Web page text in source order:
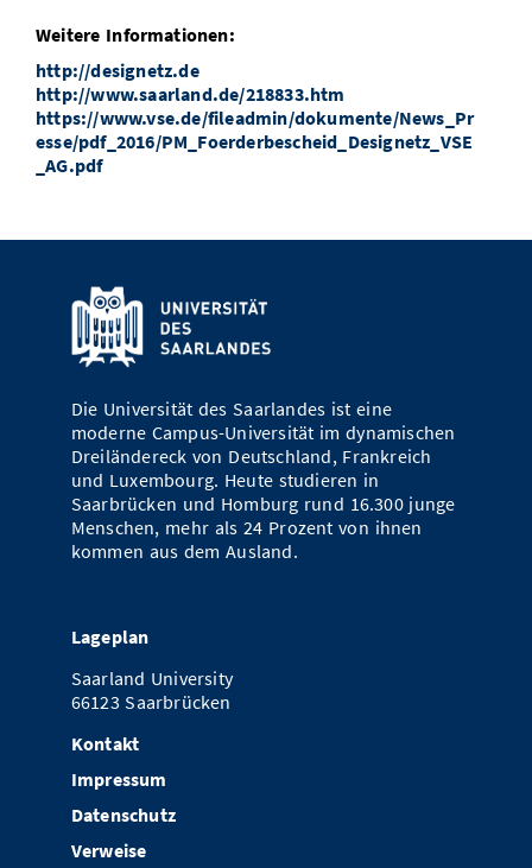
Weitere Informationen:
http://designetz.de
http://www.saarland.de/218833.htm
https://www.vse.de/fileadmin/dokumente/News_Pr
esse/pdf_2016/PM_Foerderbescheid_Designetz_VSE
_AG.pdf
Die Universität des Saarlandes ist eine
moderne Campus-Universität im dynamischen
Dreiländereck von Deutschland, Frankreich
und Luxembourg. Heute studieren in
Saarbrücken und Homburg rund 16.300 junge
Menschen, mehr als 24 Prozent von ihnen
kommen aus dem Ausland.
Lageplan
Saarland University
66123 Saarbrücken
Kontakt
Impressum
Datenschutz
Verweise